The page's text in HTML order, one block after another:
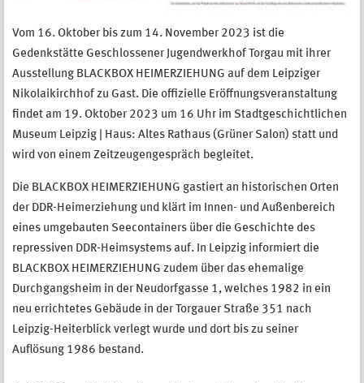
Vom 16. Oktober bis zum 14. November 2023 ist die
Gedenkstätte Geschlossener Jugendwerkhof Torgau mit ihrer
Ausstellung BLACKBOX HEIMERZIEHUNG auf dem Leipziger
Nikolaikirchhof zu Gast. Die offizielle Eröffnungsveranstaltung
findet am 19. Oktober 2023 um 16 Uhr im Stadtgeschichtlichen
Museum Leipzig | Haus: Altes Rathaus (Grüner Salon) statt und
wird von einem Zeitzeugengespräch begleitet.
Die BLACKBOX HEIMERZIEHUNG gastiert an historischen Orten
der DDR-Heimerziehung und klärt im Innen- und Außenbereich
eines umgebauten Seecontainers über die Geschichte des
repressiven DDR-Heimsystems auf. In Leipzig informiert die
BLACKBOX HEIMERZIEHUNG zudem über das ehemalige
Durchgangsheim in der Neudorfgasse 1, welches 1982 in ein
neu errichtetes Gebäude in der Torgauer Straße 351 nach
Leipzig-Heiterblick verlegt wurde und dort bis zu seiner
Auflösung 1986 bestand.